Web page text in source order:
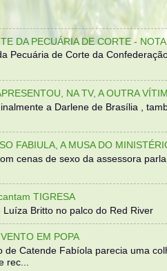
DA PECUÁRIA DE CORTE -
Pecuária de Corte da
NA TV, A OUTRA
a Darlene de Brasília ,
FABIULA, A MUSA DO
cenas de sexo da assessora
TIGRESA
Britto no palco do Red River
EM POPA
de Catende Fabíola parecia uma
rec...